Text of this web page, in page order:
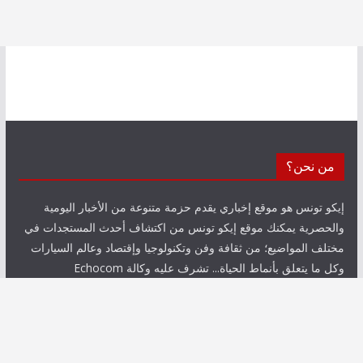
من نحن؟
إيكو تونس هو موقع إخباري يقدم حزمة متنوعة من الأخبار اليومية
والحصرية يمكنك موقع إيكو تونس من اكتشاف أحدث المستجدات في
مختلف المواضيع؛ من ثقافة وفن وتكنولوجيا وإقتصاد وعالم السيارات
وكل ما يتعلق بأنماط الحياة... تشرف عليه وكالة Echocom